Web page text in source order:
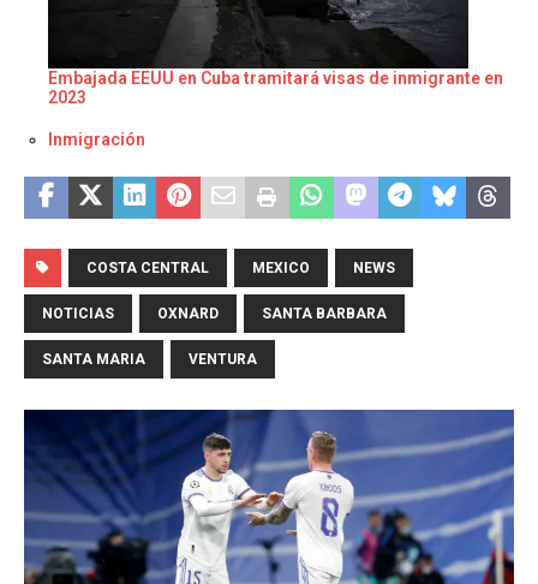
Embajada EEUU en Cuba tramitará visas de inmigrante en
2023
Respecto a
Inmigración
COSTA CENTRAL MEXICO NEWS
NOTICIAS OXNARD SANTA BARBARA
SANTA MARIA VENTURA